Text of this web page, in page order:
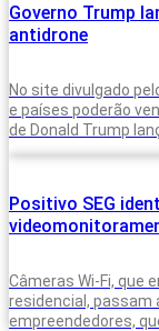
Governo Trump
antidrone
No site divulgado
e países poderão
de Donald Trump
Positivo SEG
Câmeras Wi-Fi, que
residencial, passam
empreendedores,